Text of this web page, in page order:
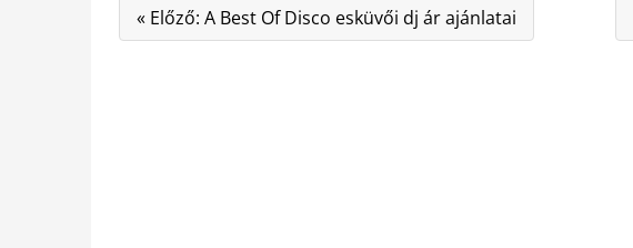
« Előző: A Best Of Disco esküvői dj ár ajánlatai